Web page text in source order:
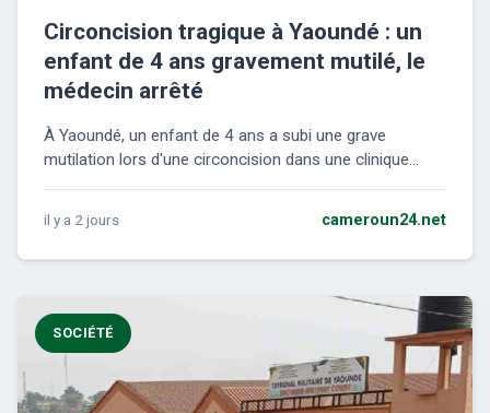
Circoncision tragique à Yaoundé : un
enfant de 4 ans gravement mutilé, le
médecin arrêté
À Yaoundé, un enfant de 4 ans a subi une grave
mutilation lors d'une circoncision dans une clinique...
il y a 2 jours cameroun24.net
SOCIÉTÉ